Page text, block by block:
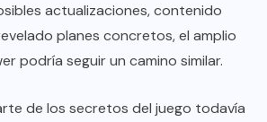
actualizaciones, contenido
planes concretos, el amplio
podría seguir un camino similar.
de los secretos del juego todavía